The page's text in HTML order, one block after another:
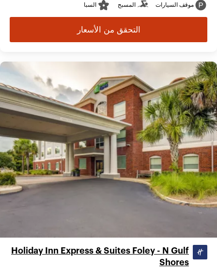
موقف السيارات المسبح السبا
التحقق من الأسعار
Holiday Inn Express & Suites Foley - N Gulf
Shores